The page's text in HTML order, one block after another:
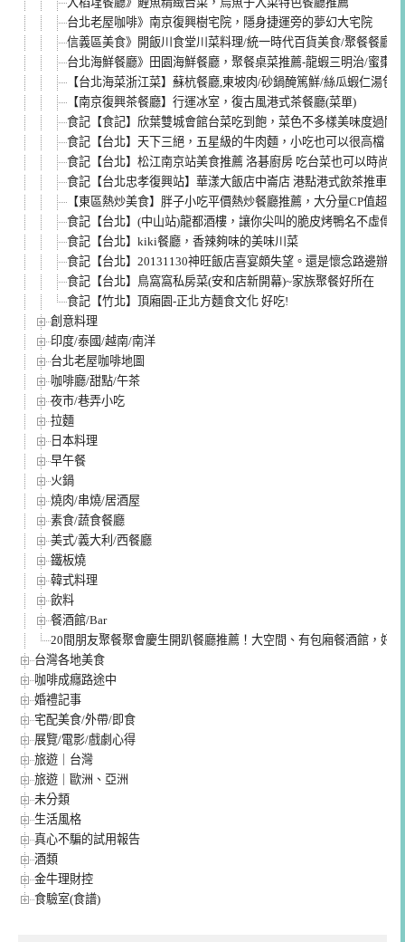
台北老屋咖啡》南京復興樹宅院，隱身捷運旁的夢幻大宅院
信義區美食》開飯川食堂川菜料理/統一時代百貨美食/聚餐餐廳
台北海鮮餐廳》田園海鮮餐廳，聚餐桌菜推薦-龍蝦三明治/蜜棗
【台北海菜浙江菜】蘇杭餐廳,東坡肉/砂鍋醃篤鮮/絲瓜蝦仁湯包
【南京復興茶餐廳】行運冰室，復古風港式茶餐廳(菜單)
食記【食記】欣葉雙城會館台菜吃到飽，菜色不多樣美味度過關
食記【台北】天下三絕，五星級的牛肉麵，小吃也可以很高檔
食記【台北】松江南京站美食推薦 洛碁廚房 吃台菜也可以時尚
食記【台北忠孝復興站】華漾大飯店中崙店 港點港式飲茶推車
【東區熱炒美食】胖子小吃平價熱炒餐廳推薦，大分量CP值超高
食記【台北】(中山站)龍都酒樓，讓你尖叫的脆皮烤鴨名不虛傳!!!
食記【台北】kiki餐廳，香辣夠味的美味川菜
食記【台北】20131130神旺飯店喜宴頗失望。還是懷念路邊辦
食記【台北】鳥窩窩私房菜(安和店新開幕)~家族聚餐好所在
食記【竹北】頂廂園-正北方麵食文化 好吃!
創意料理
印度/泰國/越南/南洋
台北老屋咖啡地圖
咖啡廳/甜點/午茶
夜市/巷弄小吃
拉麵
日本料理
早午餐
火鍋
燒肉/串燒/居酒屋
素食/蔬食餐廳
美式/義大利/西餐廳
鐵板燒
韓式料理
飲料
餐酒館/Bar
20間朋友聚餐聚會慶生開趴餐廳推薦！大空間、有包廂餐酒館，好
台灣各地美食
咖啡成癮路途中
婚禮記事
宅配美食/外帶/即食
展覽/電影/戲劇心得
旅遊｜台灣
旅遊｜歐洲、亞洲
未分類
生活風格
真心不騙的試用報告
酒類
金牛理財控
食驗室(食譜)